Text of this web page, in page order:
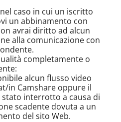
caso in cui un iscritto
un abbinamento con
avrai diritto ad alcun
alla comunicazione con
completamente o
alcun flusso video
in Camshare oppure il
stato interrotto a causa di
scadente dovuta a un
del sito Web.